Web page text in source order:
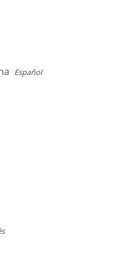
Español